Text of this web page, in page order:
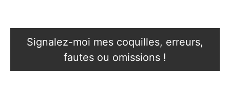
Signalez-moi mes coquilles, erreurs,
fautes ou omissions !